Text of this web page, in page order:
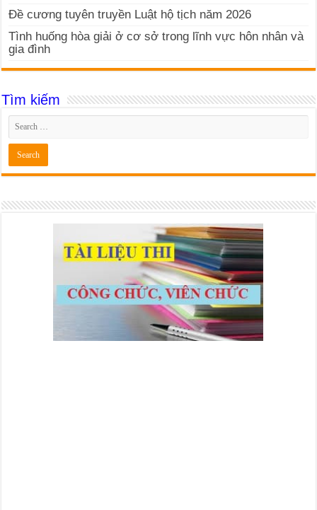
Đề cương tuyên truyền Luật hộ tịch năm 2026
Tình huống hòa giải ở cơ sở trong lĩnh vực hôn nhân và
gia đình
Tìm kiếm